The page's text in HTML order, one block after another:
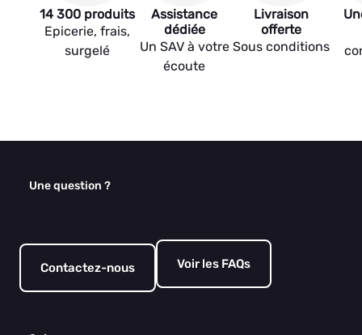
14 300 produits
Epicerie, frais,
surgelé
Assistance
dédiée
Un SAV à votre
écoute
Livraison
offerte
Sous conditions
Une question ?
Contactez-nous Voir les FAQs